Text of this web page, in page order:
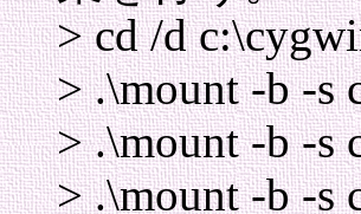
> cd /d
> .\mount -b -s
> .\mount -b -s
> .\mount -b -s